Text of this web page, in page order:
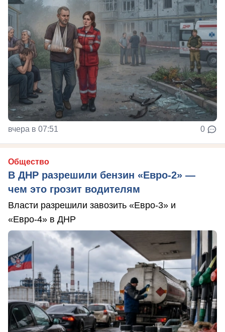
вчера в 07:51 0
Общество
В ДНР разрешили бензин «Евро-2» —
чем это грозит водителям
Власти разрешили завозить «Евро-3» и
«Евро-4» в ДНР